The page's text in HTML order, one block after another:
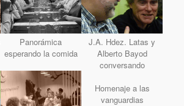
Panorámica
esperando la comida
J.A. Hdez. Latas y
Alberto Bayod
conversando
Homenaje a las
vanguardias